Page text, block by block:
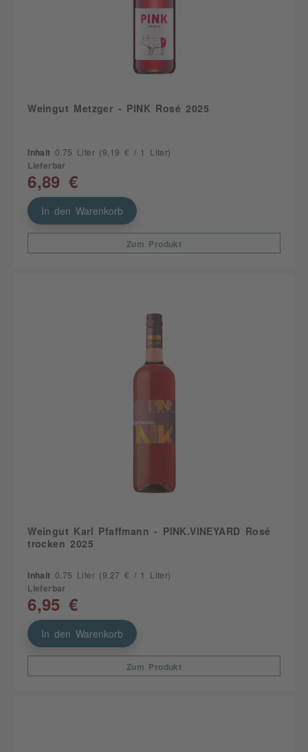
Weingut Metzger - PINK Rosé 2025
Inhalt 0.75 Liter (9,19 € / 1 Liter)
Lieferbar
6,89 €
In den Warenkorb
Zum Produkt
Weingut Karl Pfaffmann - PINK.VINEYARD Rosé
trocken 2025
Inhalt 0.75 Liter (9,27 € / 1 Liter)
Lieferbar
6,95 €
In den Warenkorb
Zum Produkt